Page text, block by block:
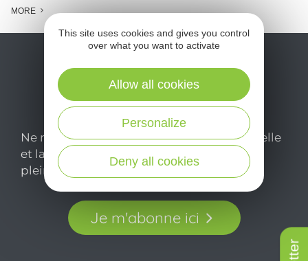
MORE
Ne manquez pas notre newsletter mensuelle
et laissez-vous inspirer pour profiter
pleinement de votre séjour en Aveyron.
Je m'abonne ici
This site uses cookies and gives you control
over what you want to activate
Deny all cookies
Personalize
Allow all cookies